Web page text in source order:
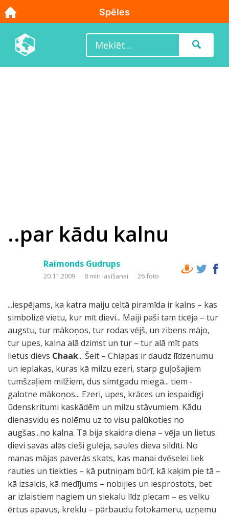
..par kādu kalnu
Raimonds Gudrups
20.11.2009 8 min lasīšanai 26 foto
...iespējams, ka katra maiju celtā piramīda ir kalns – kas
simbolizē vietu, kur mīt dievi... Maiji paši tam ticēja – tur
augstu, tur mākoņos, tur rodas vējš, un zibens mājo,
tur upes, kalna alā dzimst un tur – tur alā mīt pats
lietus dievs Chaak... Šeit – Chiapas ir daudz līdzenumu
un ieplakas, kuras kā milzu ezeri, starp guļošajiem
tumšzaļiem milžiem, dus simtgadu miegā... tiem -
galotne mākoņos... Ezeri, upes, krāces un iespaidīgi
ūdenskritumi kaskādēm un milzu stāvumiem. Kādu
dienasvidu es nolēmu uz to visu palūkoties no
augšas...no kalna. Tā bija skaidra diena – vēja un lietus
dievi savās alās cieši gulēja, saules dieva sildīti. No
manas mājas paverās skats, kas manai dvēselei liek
rauties un tiekties – kā putniņam būrī, kā kaķim pie tā –
kā izsalcis, kā medījums – nobijies un iesprostots, bet
ar izlaistiem nagiem un siekalu līdz plecam – es velku
ērtus apavus, kreklu – pārbaudu fotokameru, uzņemu